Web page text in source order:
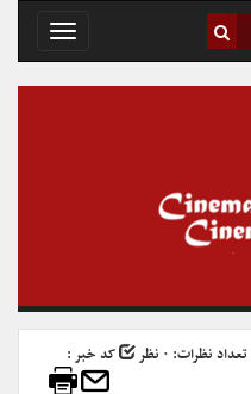
Toggle
تعداد نظرات: ۰ نظر
کد خبر :